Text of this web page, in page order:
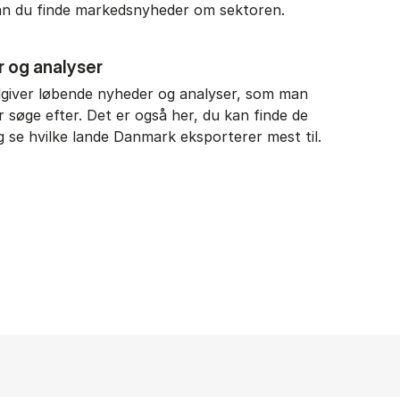
du finde markedsnyheder om sektoren.
og analyser
løbende nyheder og analyser, som man
søge efter. Det er også her, du kan finde de
se hvilke lande Danmark eksporterer mest til.